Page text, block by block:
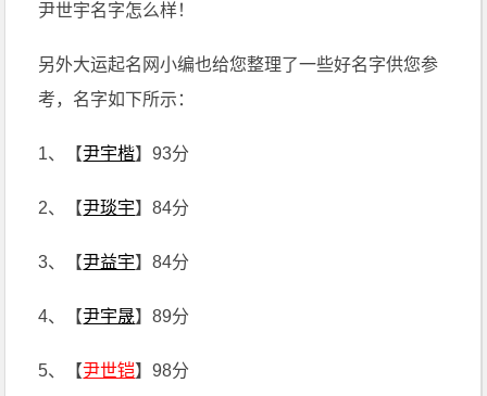
尹世宇名字怎么样！
另外大运起名网小编也给您整理了一些好名字供您参
考，名字如下所示：
1、【尹宇楷】93分
2、【尹琰宇】84分
3、【尹益宇】84分
4、【尹宇晟】89分
5、【尹世铠】98分